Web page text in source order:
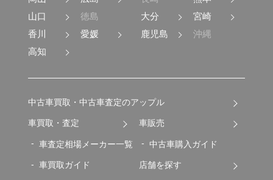
山口
徳島
香川
愛媛
高知
大分
宮崎
鹿児島
沖縄
中古車買取・中古車査定のアップル
車買取・査定
車査定相場メーカー一覧
車買取ガイド
車販売
中古車購入ガイド
店舗を探す